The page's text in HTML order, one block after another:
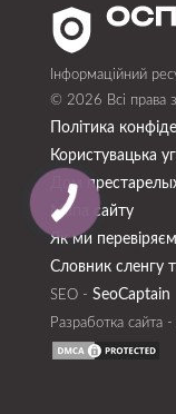
Інформаційний
© 2026 Всі права
Політика
Користувацька
Дом
Мапа сайту
Як ми
Словник сленгу
SEO - SeoСaptain
Разработка сайта -